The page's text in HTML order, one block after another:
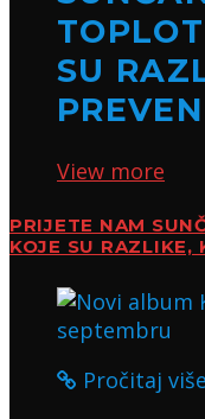
SU
View more
PRIJETE NAM
KOJE SU RAZLIKE,
Pročitaj više